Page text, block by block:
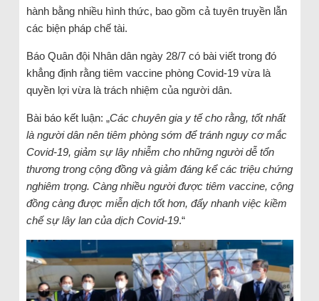
hành bằng nhiều hình thức, bao gồm cả tuyên truyền lẫn
các biện pháp chế tài.
Báo Quân đội Nhân dân ngày 28/7 có bài viết trong đó
khẳng định rằng tiêm vaccine phòng Covid-19 vừa là
quyền lợi vừa là trách nhiệm của người dân.
Bài báo kết luận: „Các chuyên gia y tế cho rằng, tốt nhất
là người dân nên tiêm phòng sớm để tránh nguy cơ mắc
Covid-19, giảm sự lây nhiễm cho những người dễ tổn
thương trong cộng đồng và giảm đáng kể các triệu chứng
nghiêm trọng. Càng nhiều người được tiêm vaccine, cộng
đồng càng được miễn dịch tốt hơn, đẩy nhanh việc kiềm
chế sự lây lan của dịch Covid-19.“